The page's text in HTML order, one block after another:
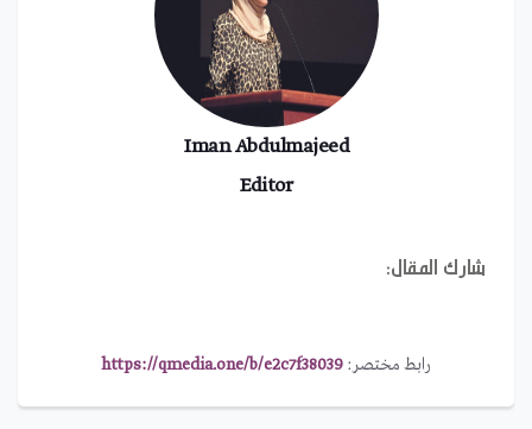
Iman Abdulmajeed
Editor
شارك المقال:
رابط مختصر: https://qmedia.one/b/e2c7f38039